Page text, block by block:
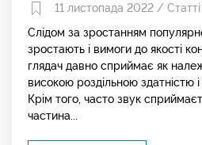
11 листопада 2022 / Статті
Слідом за зростанням
зростають і вимоги до якості
глядач давно сприймає як
високою роздільною здатністю
Крім того, часто звук
частина...